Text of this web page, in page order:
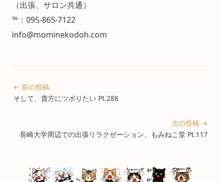
（出張、サロン共通）
℡：095-865-7122
info@mominekodoh.com
← 前の投稿
そして、貴方にツボりたい Pt.288
次の投稿 →
長崎大学周辺での出張リラクゼーション、もみねこ堂 Pt.117